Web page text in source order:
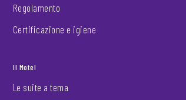
Regolamento
Certificazione e igiene
Il Motel
Le suite a tema